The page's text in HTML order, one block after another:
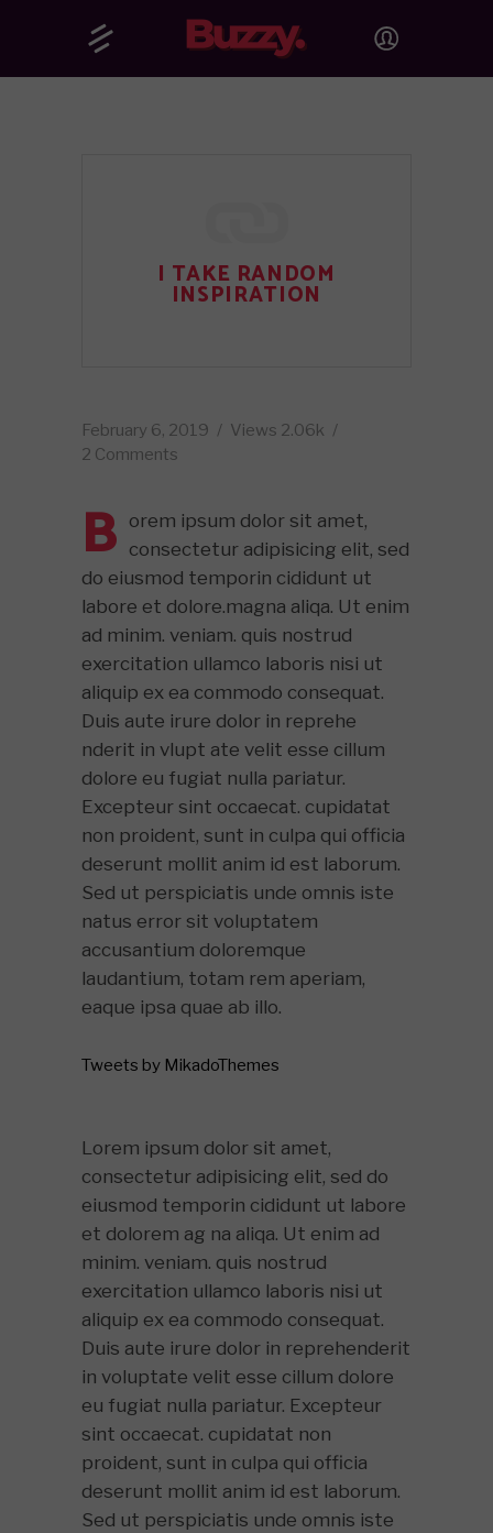
I TAKE RANDOM
INSPIRATION
February 6, 2019 Views 2.06k
2 Comments
B orem ipsum dolor sit amet,
consectetur adipisicing elit, sed
do eiusmod temporin cididunt ut
labore et dolore.magna aliqa. Ut enim
ad minim. veniam. quis nostrud
exercitation ullamco laboris nisi ut
aliquip ex ea commodo consequat.
Duis aute irure dolor in reprehe
nderit in vlupt ate velit esse cillum
dolore eu fugiat nulla pariatur.
Excepteur sint occaecat. cupidatat
non proident, sunt in culpa qui officia
deserunt mollit anim id est laborum.
Sed ut perspiciatis unde omnis iste
natus error sit voluptatem
accusantium doloremque
laudantium, totam rem aperiam,
eaque ipsa quae ab illo.
Tweets by MikadoThemes
Lorem ipsum dolor sit amet,
consectetur adipisicing elit, sed do
eiusmod temporin cididunt ut labore
et dolorem ag na aliqa. Ut enim ad
minim. veniam. quis nostrud
exercitation ullamco laboris nisi ut
aliquip ex ea commodo consequat.
Duis aute irure dolor in reprehenderit
in voluptate velit esse cillum dolore
eu fugiat nulla pariatur. Excepteur
sint occaecat. cupidatat non
proident, sunt in culpa qui officia
deserunt mollit anim id est laborum.
Sed ut perspiciatis unde omnis iste